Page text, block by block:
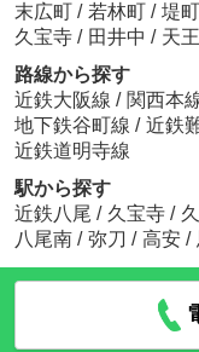
末広町 / 若林町 / 堤町
久宝寺 / 田井中 / 天
路線から探す
近鉄大阪線 / 関西本
地下鉄谷町線 / 近鉄
近鉄道明寺線
駅から探す
近鉄八尾 / 久宝寺 /
八尾南 / 弥刀 / 高安 /